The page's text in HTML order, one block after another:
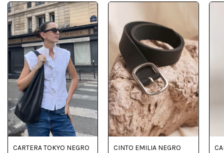
CARTERA TOKYO NEGRO CINTO EMILIA NEGRO